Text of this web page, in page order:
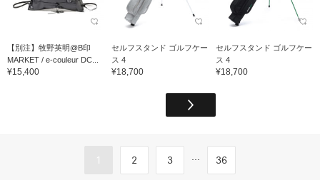
【別注】牧野英明@B印
MARKET / e-couleur DC...
¥15,400
セルフスタンド ゴルフケー
ス 4
¥18,700
セルフスタンド ゴルフケー
ス 4
¥18,700
1 2 3 ... 36